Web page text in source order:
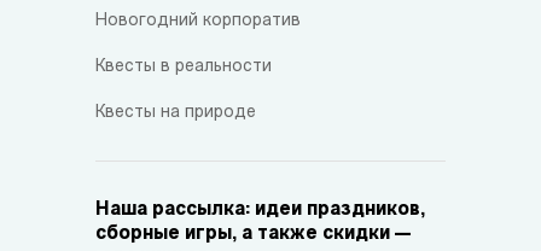
Новогодний корпоратив
Квесты в реальности
Квесты на природе
Наша рассылка: идеи праздников,
сборные игры, а также скидки —